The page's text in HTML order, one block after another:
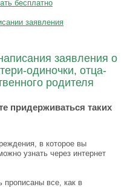
бесплатно
заявления
заявления о
одиночки, отца-
родителя
придерживаться таких
в которое вы
узнать через интернет
все, как в